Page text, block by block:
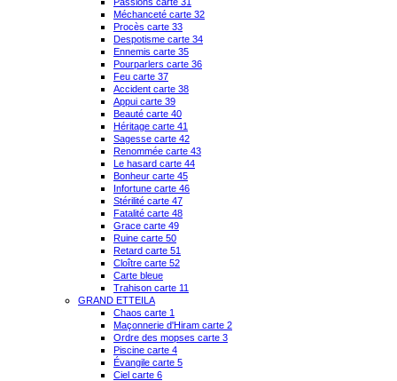
Méchanceté carte 32
Procès carte 33
Despotisme carte 34
Ennemis carte 35
Pourparlers carte 36
Feu carte 37
Accident carte 38
Appui carte 39
Beauté carte 40
Héritage carte 41
Sagesse carte 42
Renommée carte 43
Le hasard carte 44
Bonheur carte 45
Infortune carte 46
Stérilité carte 47
Fatalité carte 48
Grace carte 49
Ruine carte 50
Retard carte 51
Cloître carte 52
Carte bleue
Trahison carte 11
GRAND ETTEILA
Chaos carte 1
Maçonnerie d'Hiram carte 2
Ordre des mopses carte 3
Piscine carte 4
Évangile carte 5
Ciel carte 6